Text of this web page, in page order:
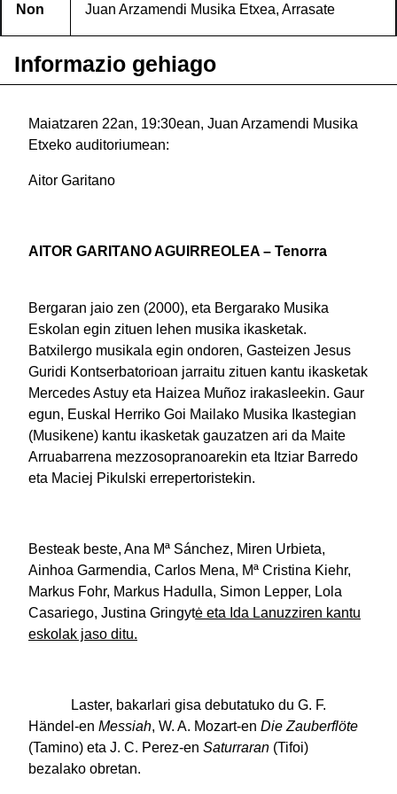
Non Juan Arzamendi Musika Etxea, Arrasate
Informazio gehiago
Maiatzaren 22an, 19:30ean, Juan Arzamendi Musika
Etxeko auditoriumean:
Aitor Garitano
AITOR GARITANO AGUIRREOLEA – Tenorra
Bergaran jaio zen (2000), eta Bergarako Musika
Eskolan egin zituen lehen musika ikasketak.
Batxilergo musikala egin ondoren, Gasteizen Jesus
Guridi Kontserbatorioan jarraitu zituen kantu ikasketak
Mercedes Astuy eta Haizea Muñoz irakasleekin. Gaur
egun, Euskal Herriko Goi Mailako Musika Ikastegian
(Musikene) kantu ikasketak gauzatzen ari da Maite
Arruabarrena mezzosopranoarekin eta Itziar Barredo
eta Maciej Pikulski errepertoristekin.
Besteak beste, Ana Mª Sánchez, Miren Urbieta,
Ainhoa Garmendia, Carlos Mena, Mª Cristina Kiehr,
Markus Fohr, Markus Hadulla, Simon Lepper, Lola
Casariego, Justina Gringytė eta Ida Lanuzziren kantu
eskolak jaso ditu.
Laster, bakarlari gisa debutatuko du G. F.
Händel-en Messiah, W. A. Mozart-en Die Zauberflöte
(Tamino) eta J. C. Perez-en Saturraran (Tifoi)
bezalako obretan.